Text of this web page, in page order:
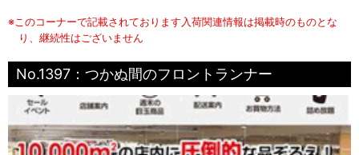
※このコーナーで記載されております入荷関連情報は掲載時のものとな
り、継続性はございません
No.1397：つかぬ間のフロントランナー